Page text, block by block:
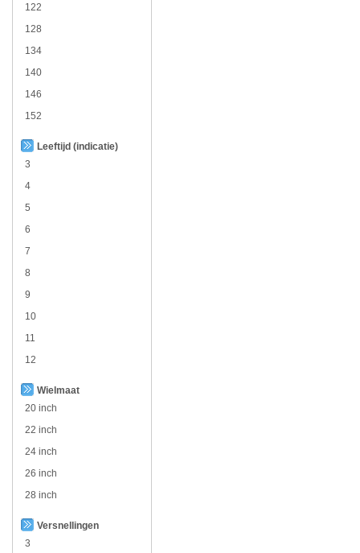
122
128
134
140
146
152
Leeftijd (indicatie)
3
4
5
6
7
8
9
10
11
12
Wielmaat
20 inch
22 inch
24 inch
26 inch
28 inch
Versnellingen
3